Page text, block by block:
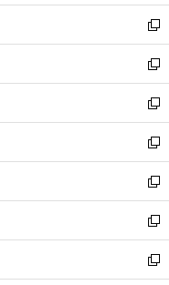
ウ
で
開
く
ン
ド
ウ
で
開
く
ウ
ィ
ン
ド
ウ
で
開
く
し
い
ウ
ィ
ン
ド
ウ
で
開
く
新
し
い
ウ
ィ
ン
ド
ウ
で
開
く
新
し
い
ウ
ィ
ン
ド
ウ
で
開
く
新
し
い
ウ
ィ
ン
ド
ウ
で
開
新
し
い
ウ
ィ
ン
ド
ウ
新
し
い
ウ
ィ
ン
新
し
い
ウ
新